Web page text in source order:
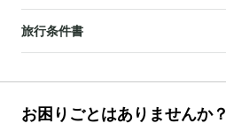
旅行条件書
お困りごとはありませんか？